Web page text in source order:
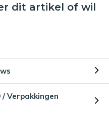
dit artikel of wil
Verpakkingen